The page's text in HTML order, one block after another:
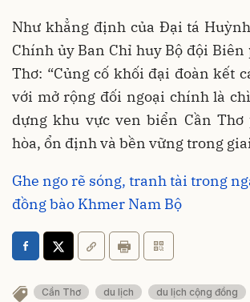
Như khẳng định của Đại tá
Chính ủy Ban Chỉ huy Bộ đội Biên
Thơ: “Củng cố khối đại đoàn kết
với mở rộng đối ngoại chính là
dựng khu vực ven biển Cần
hòa, ổn định và bền vững trong
Ghe ngo rẽ sóng, tranh tài trong
đồng bào Khmer Nam Bộ
Cần Thơ du lịch
du lịch cộng đồng